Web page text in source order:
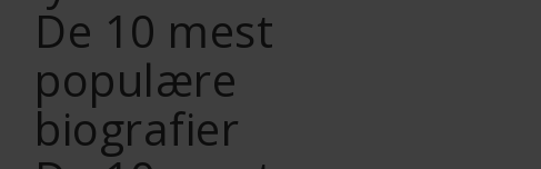
De 10 mest
populære
biografier